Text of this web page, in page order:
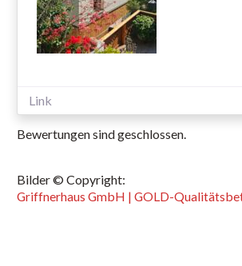
Link
Bewertungen sind geschlossen.
Bilder © Copyright:
Griffnerhaus GmbH | GOLD-